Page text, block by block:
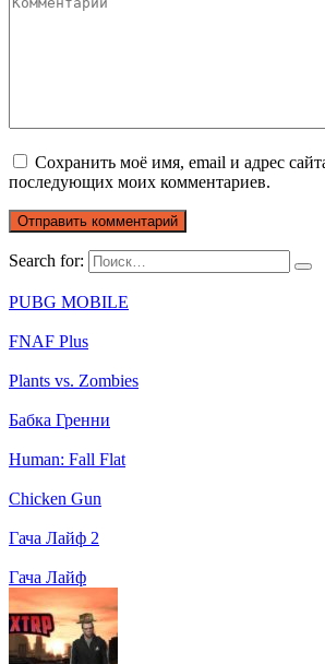
Сохранить моё имя, email и адрес
последующих моих комментариев.
Search for:
PUBG MOBILE
FNAF Plus
Plants vs. Zombies
Бабка Гренни
Human: Fall Flat
Chicken Gun
Гача Лайф 2
Гача Лайф